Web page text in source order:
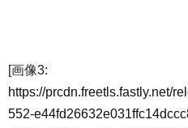
[画像3:
https://prcdn.freetls.fastly.net/
552-